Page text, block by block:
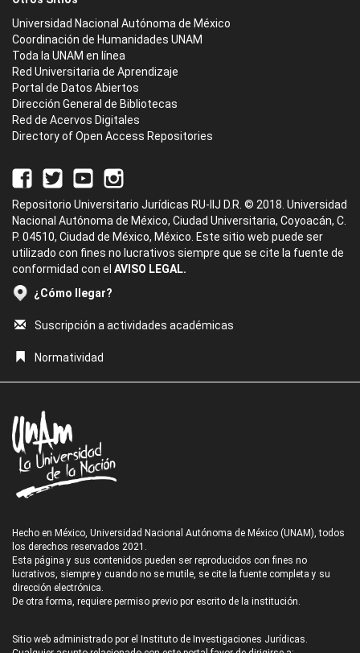
Universidad Nacional Autónoma de México
Coordinación de Humanidades UNAM
Toda la UNAM en línea
Red Universitaria de Aprendizaje
Portal de Datos Abiertos
Dirección General de Bibliotecas
Red de Acervos Digitales
Directory of Open Access Repositories
Repositorio Universitario Jurídicas RU-IIJ D.R. © 2018. Universidad
Nacional Autónoma de México, Ciudad Universitaria, Coyoacán, C.
P. 04510, Ciudad de México, México. Este sitio web puede ser
utilizado con fines no lucrativos siempre que se cite la fuente de
conformidad con el AVISO LEGAL.
¿Cómo llegar?
Suscripción a actividades académicas
Normatividad
Hecho en México, Universidad Nacional Autónoma de México (UNAM), todos
los derechos reservados 2021.
Esta página y sus contenidos pueden ser reproducidos con fines no
lucrativos, siempre y cuando no se mutile, se cite la fuente completa y su
dirección electrónica.
De otra forma, requiere permiso previo por escrito de la institución.
Sitio web administrado por el Instituto de Investigaciones Jurídicas.